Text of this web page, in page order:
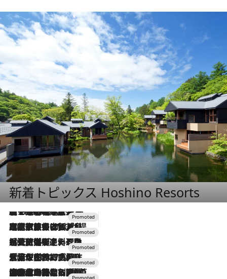
新着トピックス Hoshino Resorts
2026.8.7
【トンボの足水浴】ヒノキの香りに包まれて涼感マックス！約13℃の湧水かけ流しを避暑地「星野温泉 トンボの湯」で体験
2026.7.31
【ホテル帰省】という選択肢をOMOが提案。家族とほどよい距離を保つには「昼は実家、夜は気兼ねなくホテルで！」
2026.7.24
【夏限定ディナーコース】旬を迎える稚鮎や花ズッキーニなどをイタリア・トスカーナの郷土料理の手法で満喫！
2026.7.17
「土佐和ハーブかき氷」がOMO7高知に登場！生姜、山椒、大葉など目にも舌にも涼を呼ぶ郷土の味
2026.7.10
NEW OPEN！【界 草津】名湯の地に誕生。趣の異なる2種の温泉と上州ならではの会席・蕎麦割烹など美食を味わう究極の癒やし旅